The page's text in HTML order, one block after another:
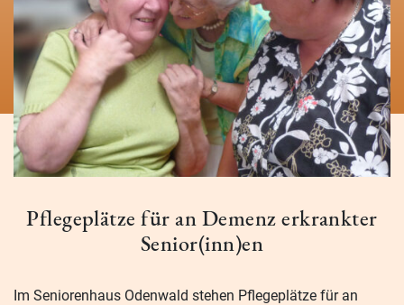
Pflegeplätze für an Demenz erkrankter
Senior(inn)en
Im Seniorenhaus Odenwald stehen Pflegeplätze für an